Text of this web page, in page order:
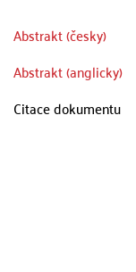
Abstrakt (česky)
Abstrakt (anglicky)
Citace dokumentu